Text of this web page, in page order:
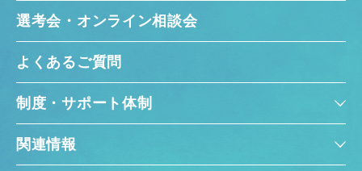
選考会・オンライン相談会
よくあるご質問
制度・サポート体制
関連情報